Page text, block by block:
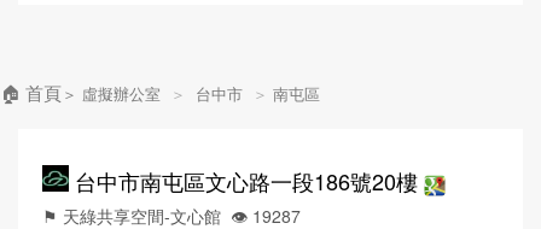
🏠 首頁＞ 虛擬辦公室 ＞ 台中市 ＞ 南屯區
台中市南屯區文心路一段186號20樓
⚑ 天綠共享空間-文心館 👁️‍ 19287